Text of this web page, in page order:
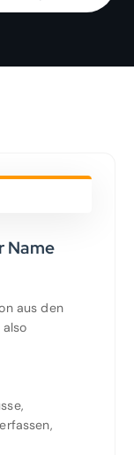
Name
aus den
also